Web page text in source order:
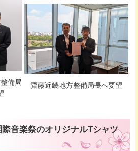
備局
齋藤近畿地方整備局長へ要望
際音楽祭のオリジナルTシャツ